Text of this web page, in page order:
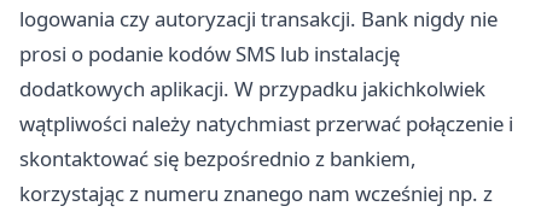
logowania czy autoryzacji transakcji. Bank nigdy nie
prosi o podanie kodów SMS lub instalację
dodatkowych aplikacji. W przypadku jakichkolwiek
wątpliwości należy natychmiast przerwać połączenie i
skontaktować się bezpośrednio z bankiem,
korzystając z numeru znanego nam wcześniej np. z